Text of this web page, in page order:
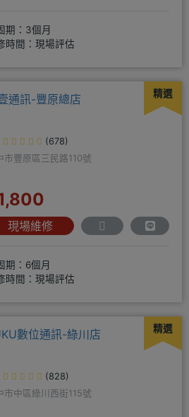
期：3個月
時間：現場評估
精選
通訊-豐原總店
(678)
市豐原區三民路110號
現場維修
期：6個月
時間：現場評估
精選
數位通訊-綠川店
(828)
市中區綠川西街115號